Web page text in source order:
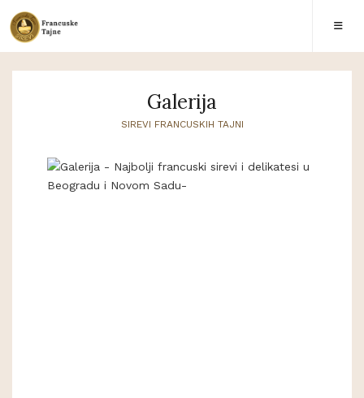
Galerija
SIREVI FRANCUSKIH TAJNI